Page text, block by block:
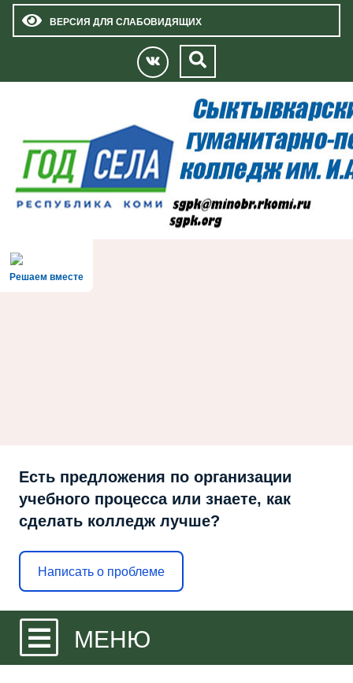
ВЕРСИЯ ДЛЯ СЛАБОВИДЯЩИХ
Решаем вместе
Есть предложения по организации
учебного процесса или знаете, как
сделать колледж лучше?
Написать о проблеме
МЕНЮ